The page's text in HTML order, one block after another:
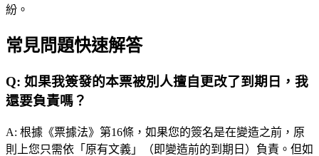
紛。
常見問題快速解答
Q: 如果我簽發的本票被別人擅自更改了到期日，我
還要負責嗎？
A: 根據《票據法》第16條，如果您的簽名是在變造之前，原
則上您只需依「原有文義」（即變造前的到期日）負責。但如